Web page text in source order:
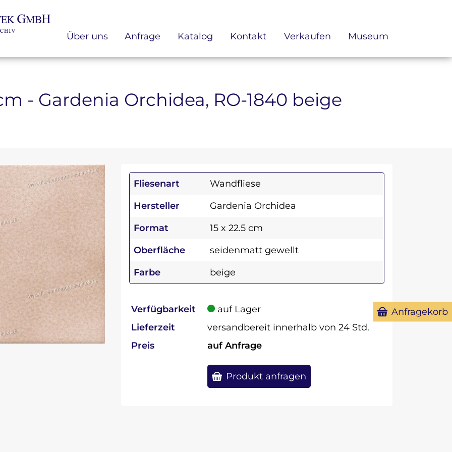
Über uns Anfrage Katalog Kontakt Verkaufen Museum
- Gardenia Orchidea, RO-1840 beige
Fliesenart
Wandfliese
Hersteller
Gardenia Orchidea
Format
15 x 22.5 cm
Oberfläche
seidenmatt gewellt
Farbe
beige
Verfügbarkeit
auf Lager
Lieferzeit
versandbereit innerhalb von 24 Std.
Preis
auf Anfrage
Produkt anfragen
Anfragekorb